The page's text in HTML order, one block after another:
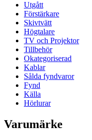
Utgått
Förstärkare
Skivtvätt
Högtalare
TV och Projektor
Tillbehör
Okategoriserad
Kablar
Sålda fyndvaror
Fynd
Källa
Hörlurar
Varumärke